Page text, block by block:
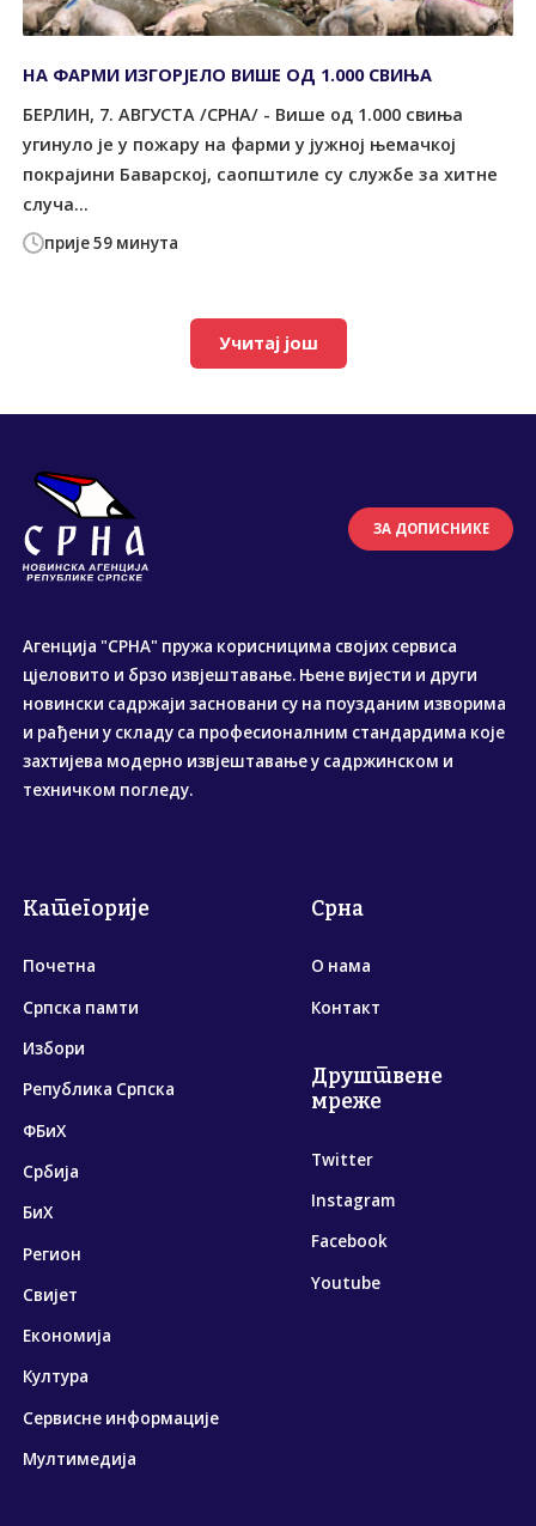
прије 59 минута
НА ФАРМИ ИЗГОРЈЕЛО ВИШЕ ОД 1.000 СВИЊА
БЕРЛИН, 7. АВГУСТА /СРНА/ - Више од 1.000 свиња
угинуло је у пожару на фарми у јужној њемачкој
покрајини Баварској, саопштиле су службе за хитне
случа...
Учитај још
ЗА ДОПИСНИКЕ
Агенција "СРНА" пружа корисницима својих сервиса
цјеловито и брзо извјештавање. Њене вијести и други
новински садржаји засновани су на поузданим изворима
и рађени у складу са професионалним стандардима које
захтијева модерно извјештавање у садржинском и
техничком погледу.
Категорије
Почетна
Српска памти
Избори
Република Српска
ФБиХ
Србија
БиХ
Регион
Свијет
Економија
Култура
Сервисне информације
Мултимедија
Срна
О нама
Контакт
Друштвене
мреже
Twitter
Instagram
Facebook
Youtube